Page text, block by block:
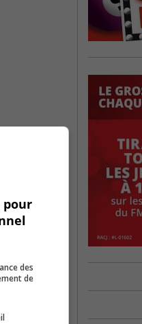
pour
des
de